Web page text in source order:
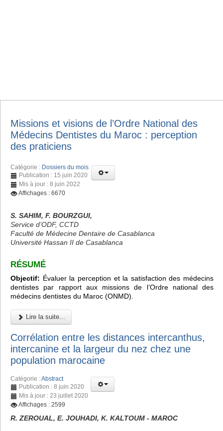
Missions et visions de l’Ordre National des
Médecins Dentistes du Maroc : perception
des praticiens
Catégorie : Dossiers du mois
Publication : 15 juin 2020
Mis à jour : 8 juin 2022
Affichages : 6670
S. SAHIM, F. BOURZGUI,
Service d’ODF, CCTD
Faculté de Médecine Dentaire de Casablanca
Université Hassan II de Casablanca
RÉSUMÉ
Objectif: Évaluer la perception et la satisfaction des médecins
dentistes par rapport aux missions de l’Ordre national des
médecins dentistes du Maroc (ONMD).
Lire la suite...
Corrélation entre les distances intercanthus,
intercanine et la largeur du nez chez une
population marocaine
Catégorie :Abstract
Publication : 8 juin 2020
Mis à jour : 23 juillet 2020
Affichages : 2599
R. ZEROUAL, E. JOUHADI, K. KALTOUM - MAROC